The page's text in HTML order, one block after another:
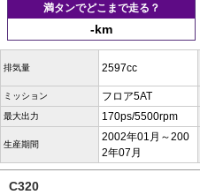
満タンでどこまで走る？
-km
排気量 2597cc
ミッション フロア5AT
最大出力 170ps/5500rpm
生産期間
2002年01月～200
2年07月
C320